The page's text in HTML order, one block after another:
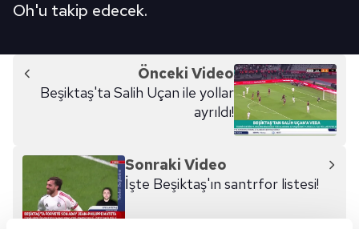
Oh'u takip edecek.
Önceki Video
Beşiktaş'ta Salih Uçan ile yollar
ayrıldı!
Sonraki Video
İşte Beşiktaş'ın santrfor listesi!